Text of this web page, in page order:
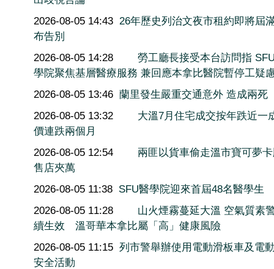
2026-08-05 14:43 26年歷史列治文夜市租約即將屆
布告別
2026-08-05 14:28
勞工廳長接受本台訪問指
學院聚焦基層醫療服務 兼回應本拿比醫院暫停工疑
2026-08-05 13:46 蘭里發生嚴重交通意外 造成兩死
2026-08-05 13:32
大溫7月住宅成交按年跌近
價連跌兩個月
2026-08-05 12:54
兩匪以貨車偷走溫市寶可夢
售店夾萬
2026-08-05 11:38 SFU醫學院迎來首屆48名醫學生
2026-08-05 11:28
山火煙霧蔓延大溫 空氣質素
續生效 溫哥華本拿比屬「高」健康風險
2026-08-05 11:15 列市警舉辦使用電動滑板車及電
安全活動